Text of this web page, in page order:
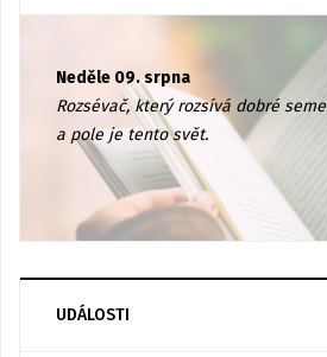
Neděle 09. srpna
Rozsévač, který rozsívá dobré
a pole je tento svět.
UDÁLOSTI